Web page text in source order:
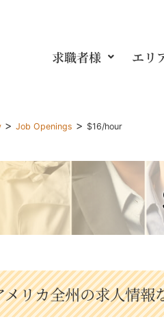
求職者様 エリ
> Job Openings > $16/hour
メリカ全州の求人情報